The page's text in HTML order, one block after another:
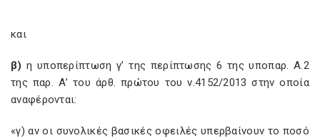
και
β)η υποπερίπτωση γ’ της περίπτωσης 6 της υποπαρ. Α.2
της παρ. Α’ του άρθ. πρώτου του ν.4152/2013 στην οποία
αναφέρονται:
«γ) αν οι συνολικές βασικές οφειλές υπερβαίνουν το ποσό